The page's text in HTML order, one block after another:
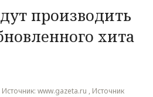
производить
хита
www.gazeta.ru , Источник